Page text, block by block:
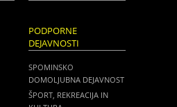
PODPORNE
DEJAVNOSTI
SPOMINSKO
DOMOLJUBNA DEJAVNOST
ŠPORT, REKREACIJA IN